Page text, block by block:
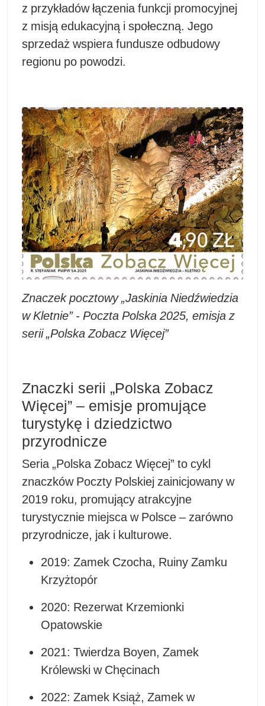
z przykładów łączenia funkcji promocyjnej
z misją edukacyjną i społeczną. Jego
sprzedaż wspiera fundusze odbudowy
regionu po powodzi.
Znaczek pocztowy „Jaskinia Niedźwiedzia
w Kletnie” - Poczta Polska 2025, emisja z
serii „Polska Zobacz Więcej”
Znaczki serii „Polska Zobacz
Więcej” – emisje promujące
turystykę i dziedzictwo
przyrodnicze
Seria „Polska Zobacz Więcej” to cykl
znaczków Poczty Polskiej zainicjowany w
2019 roku, promujący atrakcyjne
turystycznie miejsca w Polsce – zarówno
przyrodnicze, jak i kulturowe.
2019: Zamek Czocha, Ruiny Zamku
Krzyżtopór
2020: Rezerwat Krzemionki
Opatowskie
2021: Twierdza Boyen, Zamek
Królewski w Chęcinach
2022: Zamek Książ, Zamek w